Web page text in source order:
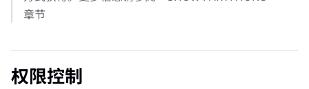
章节
权限控制